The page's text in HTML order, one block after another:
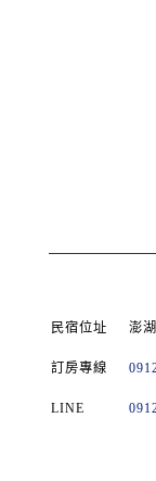
民宿位址 澎
訂房專線
LINE